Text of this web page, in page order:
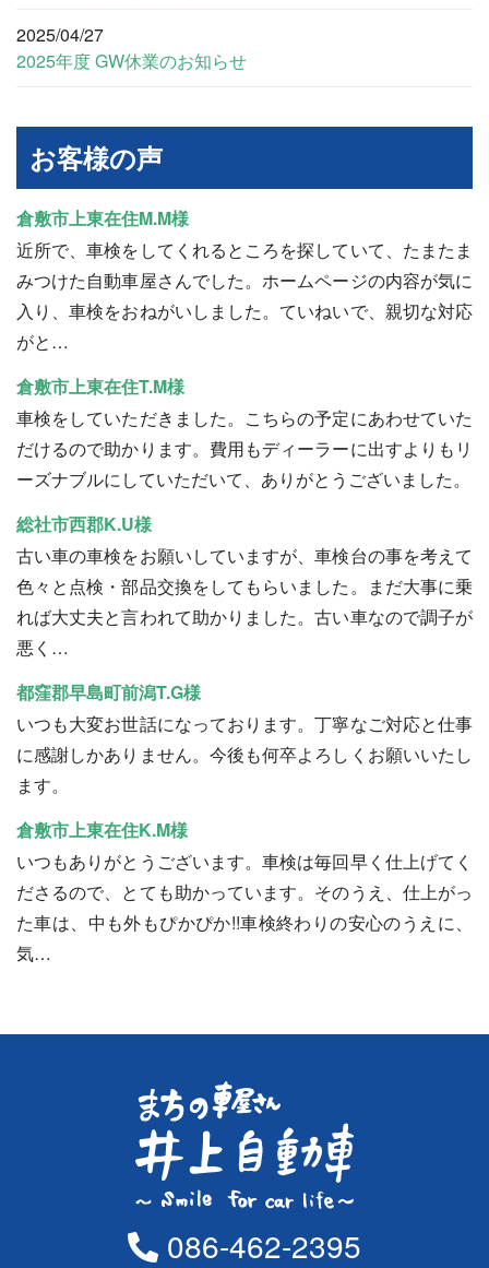
2025/04/27
2025年度 GW休業のお知らせ
お客様の声
倉敷市上東在住M.M様
近所で、車検をしてくれるところを探していて、たまたま
みつけた自動車屋さんでした。ホームページの内容が気に
入り、車検をおねがいしました。ていねいで、親切な対応
がと…
倉敷市上東在住T.M様
車検をしていただきました。こちらの予定にあわせていた
だけるので助かります。費用もディーラーに出すよりもリ
ーズナブルにしていただいて、ありがとうございました。
総社市西郡K.U様
古い車の車検をお願いしていますが、車検台の事を考えて
色々と点検・部品交換をしてもらいました。まだ大事に乗
れば大丈夫と言われて助かりました。古い車なので調子が
悪く…
都窪郡早島町前潟T.G様
いつも大変お世話になっております。丁寧なご対応と仕事
に感謝しかありません。今後も何卒よろしくお願いいたし
ます。
倉敷市上東在住K.M様
いつもありがとうございます。車検は毎回早く仕上げてく
ださるので、とても助かっています。そのうえ、仕上がっ
た車は、中も外もぴかぴか!!車検終わりの安心のうえに、
気…
086-462-2395